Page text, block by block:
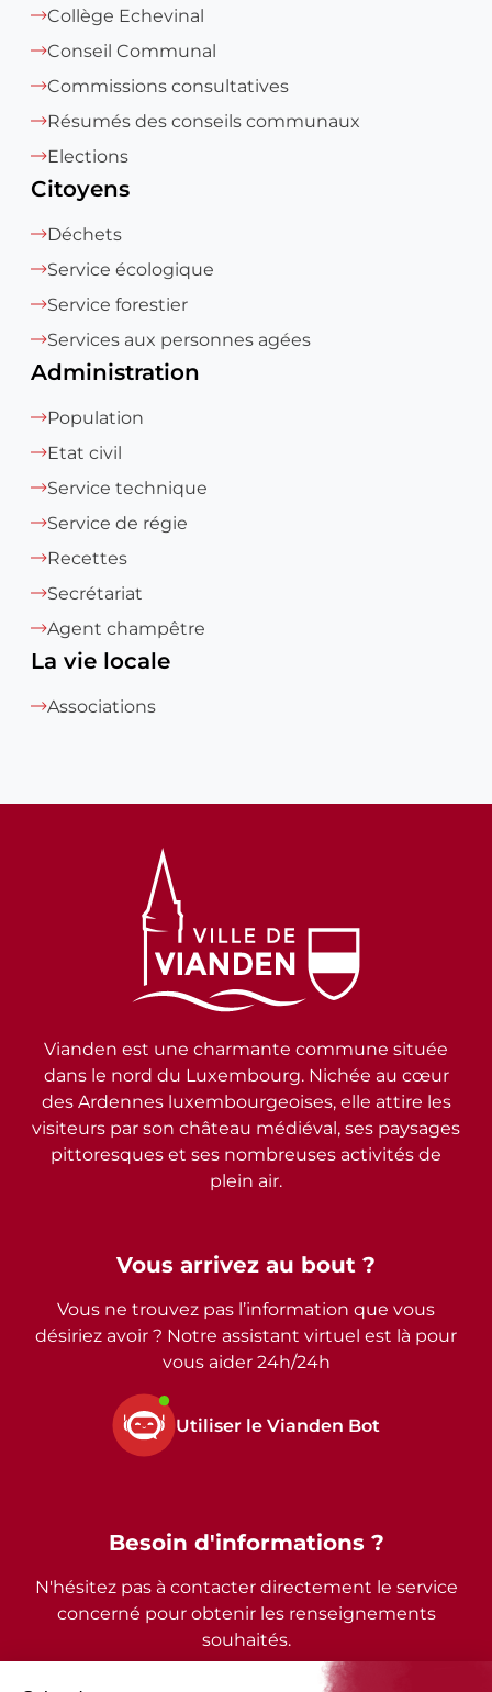
Collège Echevinal
Conseil Communal
Commissions consultatives
Résumés des conseils communaux
Elections
Citoyens
Déchets
Service écologique
Service forestier
Services aux personnes agées
Administration
Population
Etat civil
Service technique
Service de régie
Recettes
Secrétariat
Agent champêtre
La vie locale
Associations
Vous arrivez au bout ?
Vous ne trouvez pas l’information que vous
désiriez avoir ? Notre assistant virtuel est là pour
vous aider 24h/24h
Utiliser le Vianden Bot
Vianden est une charmante commune située
dans le nord du Luxembourg. Nichée au cœur
des Ardennes luxembourgeoises, elle attire les
visiteurs par son château médiéval, ses paysages
pittoresques et ses nombreuses activités de
plein air.
Besoin d'informations ?
N'hésitez pas à contacter directement le service
concerné pour obtenir les renseignements
souhaités.